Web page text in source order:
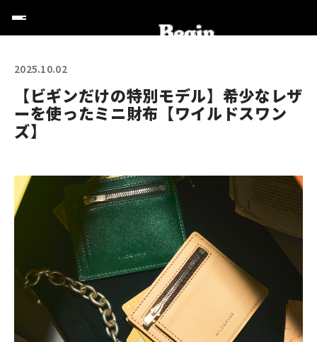
2025.10.02
【ビギンだけの特別モデル】希少なレザ
ーを使ったミニ財布【ワイルドスワン
ズ】